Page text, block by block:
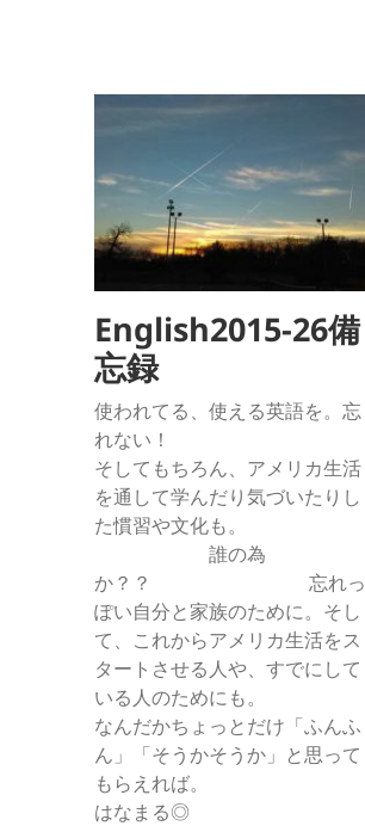
English2015-26備
忘録
使われてる、使える英語を。忘
れない！
そしてもちろん、アメリカ生活
を通して学んだり気づいたりし
た慣習や文化も。
誰の為
か？？ 忘れっ
ぽい自分と家族のために。そし
て、これからアメリカ生活をス
タートさせる人や、すでにして
いる人のためにも。
なんだかちょっとだけ「ふんふ
ん」「そうかそうか」と思って
もらえれば。
はなまる◎